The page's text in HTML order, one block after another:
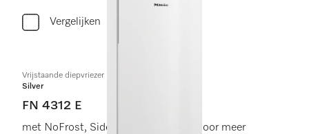
Vergelijken
Vrijstaande diepvriezer
Silver
FN 4312 E
met NoFrost, SideOpen en XXL box voor meer